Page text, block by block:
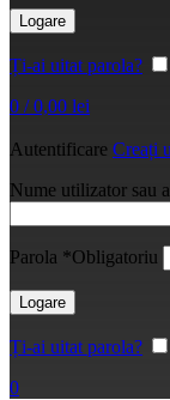
Logare
Ți-ai uitat parola?
0 / 0,00 lei
Autentificare Creați
Nume utilizator sau
Parola *Obligatoriu
Logare
Ți-ai uitat parola?
0